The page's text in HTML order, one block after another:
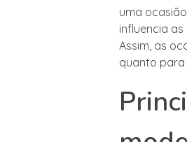
uma
influencia
Assim, as
quanto para